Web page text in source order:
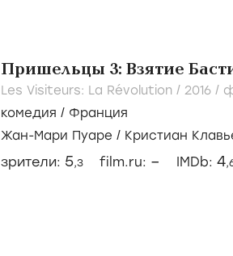
Пришельцы 3: Взятие
Les Visiteurs: La Révolution / 2016 /
комедия / Франция
Жан-Мари Пуаре / Кристиан
зрители: 5,3 film.ru: – IMDb: 4